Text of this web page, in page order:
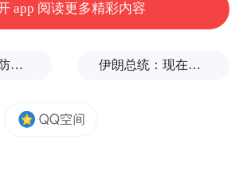
不断完善制度体系。成立省
性保护条例》等地方性法规，
策文件，制定《山东省生物多
app 阅读更多精彩内容
普京调整俄国防部高层人事布局，重用实战将领削弱“办公室将军” 伊朗总统：现在与最高领袖的联系非常困难